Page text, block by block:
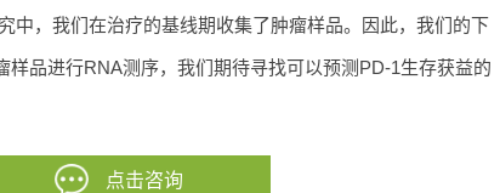
中，我们在治疗的基线期收集了肿瘤样品。因此，我们的下
品进行RNA测序，我们期待寻找可以预测PD-1生存获益的
点击咨询